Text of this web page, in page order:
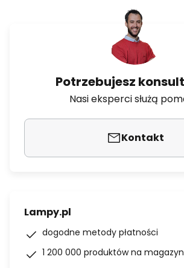
Potrzebujesz
Nasi eksperci służą
Kontakt
Lampy.pl
dogodne metody płatności
1 200 000 produktów na